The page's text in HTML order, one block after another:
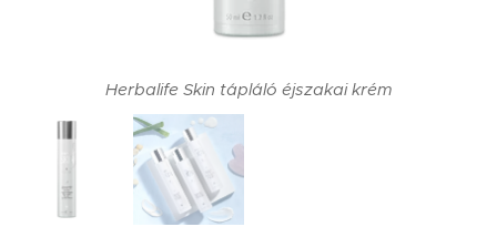
Herbalife Skin tápláló éjszakai krém